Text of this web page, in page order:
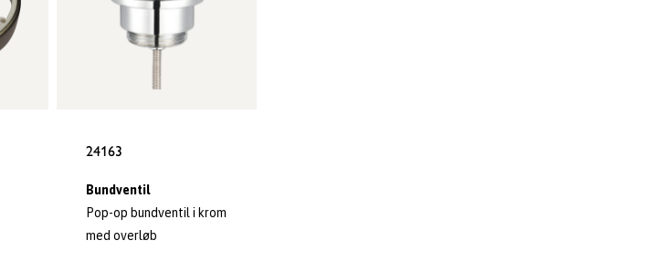
24163
Bundventil
Pop-op bundventil i krom
med overløb